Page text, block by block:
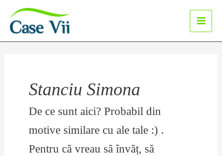
conținut
Main
Stanciu Simona
De ce sunt aici? Probabil din
motive similare cu ale tale :) .
Pentru că vreau să învăț, să